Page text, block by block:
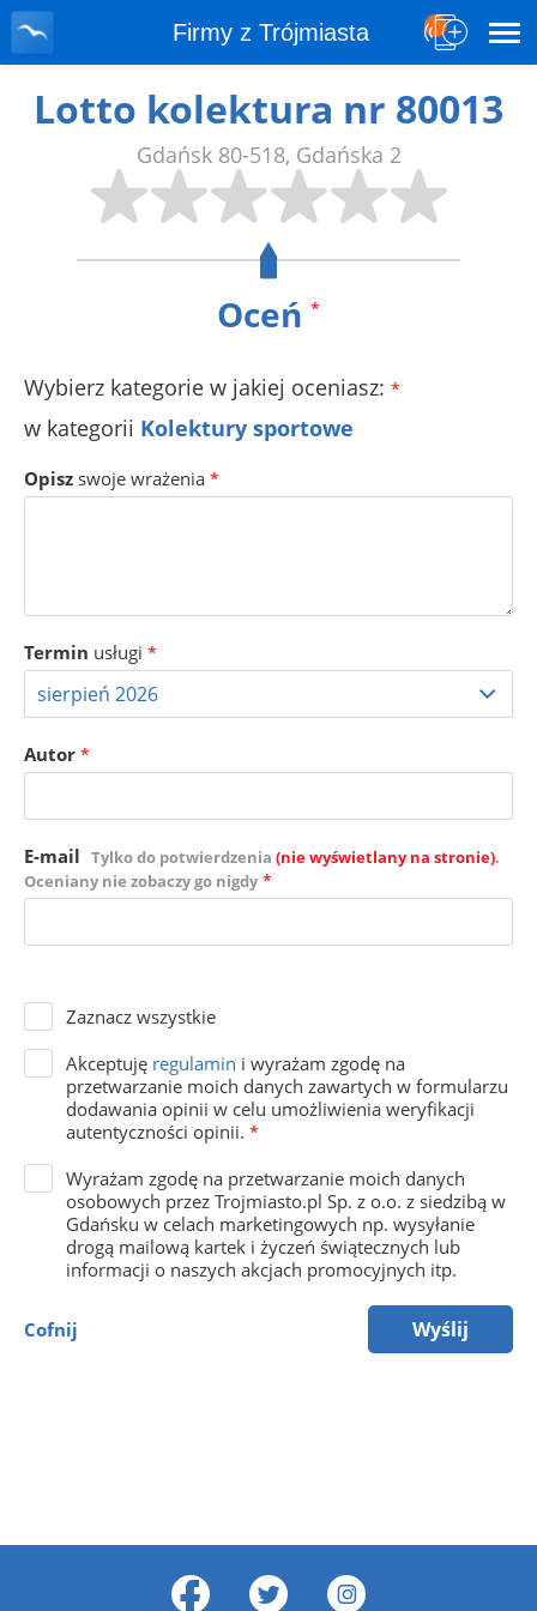
Firmy z Trójmiasta
Lotto kolektura nr 80013
Gdańsk 80-518, Gdańska 2
Oceń *
Wybierz kategorie w jakiej oceniasz: *
w kategorii Kolektury sportowe
Opisz swoje wrażenia *
Termin usługi *
Autor *
E-mail Tylko do potwierdzenia (nie wyświetlany na stronie).
Oceniany nie zobaczy go nigdy *
Zaznacz wszystkie
Akceptuję regulamin i wyrażam zgodę na
przetwarzanie moich danych zawartych w formularzu
dodawania opinii w celu umożliwienia weryfikacji
autentyczności opinii. *
Wyrażam zgodę na przetwarzanie moich danych
osobowych przez Trojmiasto.pl Sp. z o.o. z siedzibą w
Gdańsku w celach marketingowych np. wysyłanie
drogą mailową kartek i życzeń świątecznych lub
informacji o naszych akcjach promocyjnych itp.
Cofnij Wyślij